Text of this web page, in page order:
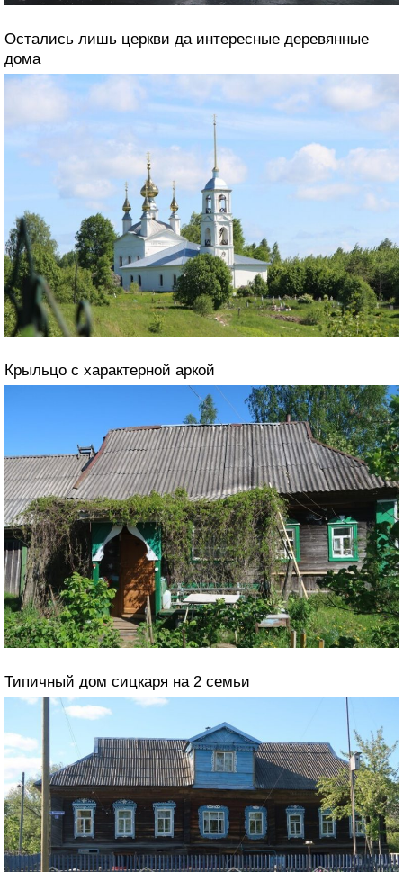
Остались лишь церкви да интересные деревянные
дома
Крыльцо с характерной аркой
Типичный дом сицкаря на 2 семьи